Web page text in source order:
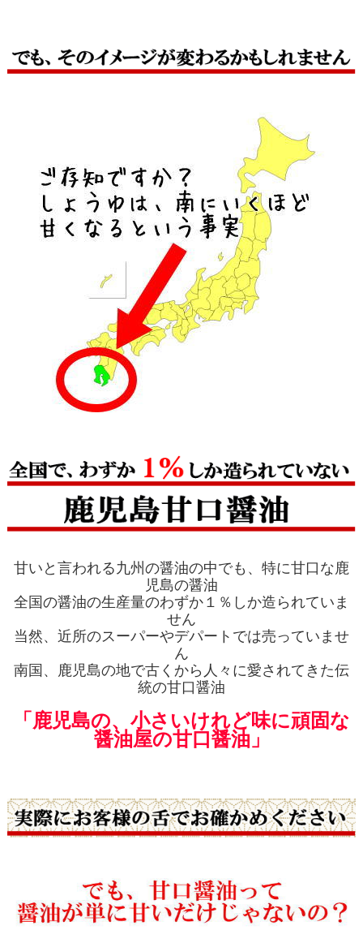
甘いと言われる九州の醤油の中でも、特に甘口な鹿
児島の醤油
全国の醤油の生産量のわずか１％しか造られていま
せん
当然、近所のスーパーやデパートでは売っていませ
ん
南国、鹿児島の地で古くから人々に愛されてきた伝
統の甘口醤油
「鹿児島の、小さいけれど味に頑固な
醤油屋の甘口醤油」